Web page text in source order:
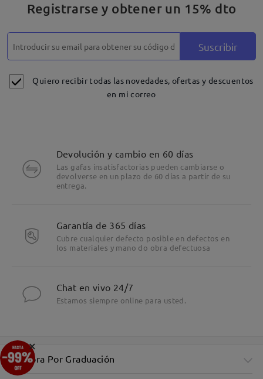
Registrarse y obtener un 15% dto
Suscribir
Quiero recibir todas las novedades, ofertas y descuentos
en mi correo
Devolución y cambio en 60 días
Las gafas insatisfactorias pueden cambiarse o
devolverse en un plazo de 60 días a partir de su
entrega.
Garantía de 365 días
Cubre cualquier defecto posible en defectos en
los materiales y mano do obra defectuosa
Chat en vivo 24/7
Estamos siempre online para usted.
Compra Por Graduación
×